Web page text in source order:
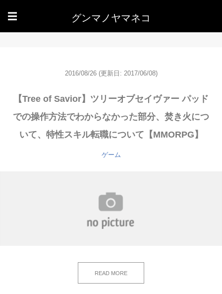
☰ グンマノヤマネコ
2016/08/26 (更新日: 2017/06/08)
【Tree of Savior】ツリーオブセイヴァー パッド
での操作方法でわからなかった部分、焚き火につ
いて、特性スキル転職について【MMORPG】
ゲーム
READ MORE